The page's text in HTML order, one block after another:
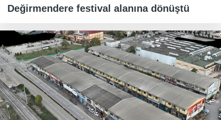
Değirmendere festival alanına dönüştü